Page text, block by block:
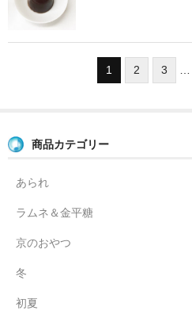
1 2 3
商品カテゴリー
あられ
ラムネ＆金平糖
京のおやつ
冬
初夏